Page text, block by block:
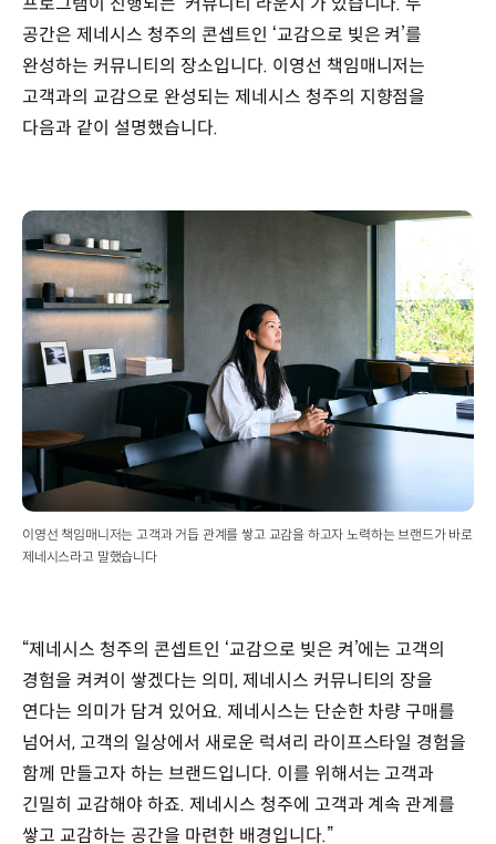
공간은 제네시스 청주의 콘셉트인 ‘교감으로 빚은 켜’를
완성하는 커뮤니티의 장소입니다. 이영선 책임매니저는
고객과의 교감으로 완성되는 제네시스 청주의 지향점을
다음과 같이 설명했습니다.
이영선 책임매니저는 고객과 거듭 관계를 쌓고 교감을 하고자 노력하는 브랜드가 바로
제네시스라고 말했습니다
“제네시스 청주의 콘셉트인 ‘교감으로 빚은 켜’에는 고객의
경험을 켜켜이 쌓겠다는 의미, 제네시스 커뮤니티의 장을
연다는 의미가 담겨 있어요. 제네시스는 단순한 차량 구매를
넘어서, 고객의 일상에서 새로운 럭셔리 라이프스타일 경험을
함께 만들고자 하는 브랜드입니다. 이를 위해서는 고객과
긴밀히 교감해야 하죠. 제네시스 청주에 고객과 계속 관계를
쌓고 교감하는 공간을 마련한 배경입니다.”